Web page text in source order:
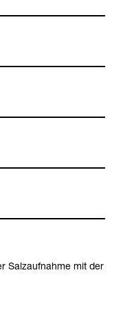
Salz­auf­nahme mit der